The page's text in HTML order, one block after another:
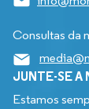
Consultas da
JUNTE-SE A
Estamos